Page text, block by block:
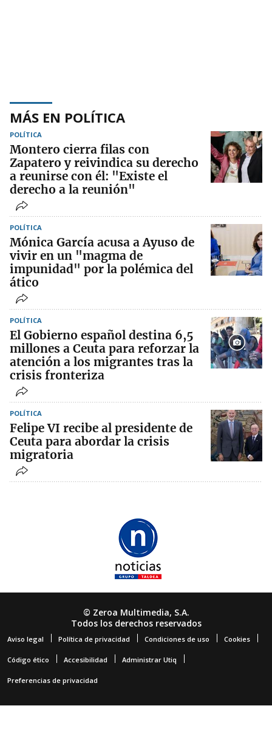
MÁS EN POLÍTICA
POLÍTICA
Montero cierra filas con
Zapatero y reivindica su derecho
a reunirse con él: "Existe el
derecho a la reunión"
POLÍTICA
Mónica García acusa a Ayuso de
vivir en un "magma de
impunidad" por la polémica del
ático
POLÍTICA
El Gobierno español destina 6,5
millones a Ceuta para reforzar la
atención a los migrantes tras la
crisis fronteriza
POLÍTICA
Felipe VI recibe al presidente de
Ceuta para abordar la crisis
migratoria
© Zeroa Multimedia, S.A.
Todos los derechos reservados
Aviso legal Política de privacidad Condiciones de uso Cookies
Código ético Accesibilidad Administrar Utiq
Preferencias de privacidad